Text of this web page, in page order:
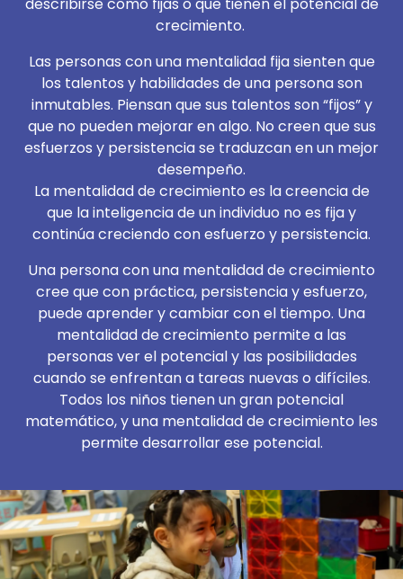
crecimiento.
Las personas con una mentalidad fija sienten que
los talentos y habilidades de una persona son
inmutables. Piensan que sus talentos son “fijos” y
que no pueden mejorar en algo. No creen que sus
esfuerzos y persistencia se traduzcan en un mejor
desempeño.
La mentalidad de crecimiento es la creencia de
que la inteligencia de un individuo no es fija y
continúa creciendo con esfuerzo y persistencia.
Una persona con una mentalidad de crecimiento
cree que con práctica, persistencia y esfuerzo,
puede aprender y cambiar con el tiempo. Una
mentalidad de crecimiento permite a las
personas ver el potencial y las posibilidades
cuando se enfrentan a tareas nuevas o difíciles.
Todos los niños tienen un gran potencial
matemático, y una mentalidad de crecimiento les
permite desarrollar ese potencial.